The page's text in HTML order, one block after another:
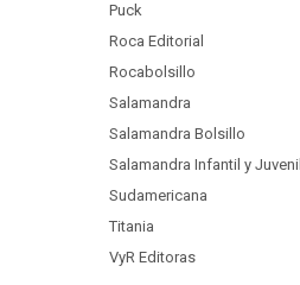
Puck
Roca Editorial
Rocabolsillo
Salamandra
Salamandra Bolsillo
Salamandra Infantil y Juvenil
Sudamericana
Titania
VyR Editoras